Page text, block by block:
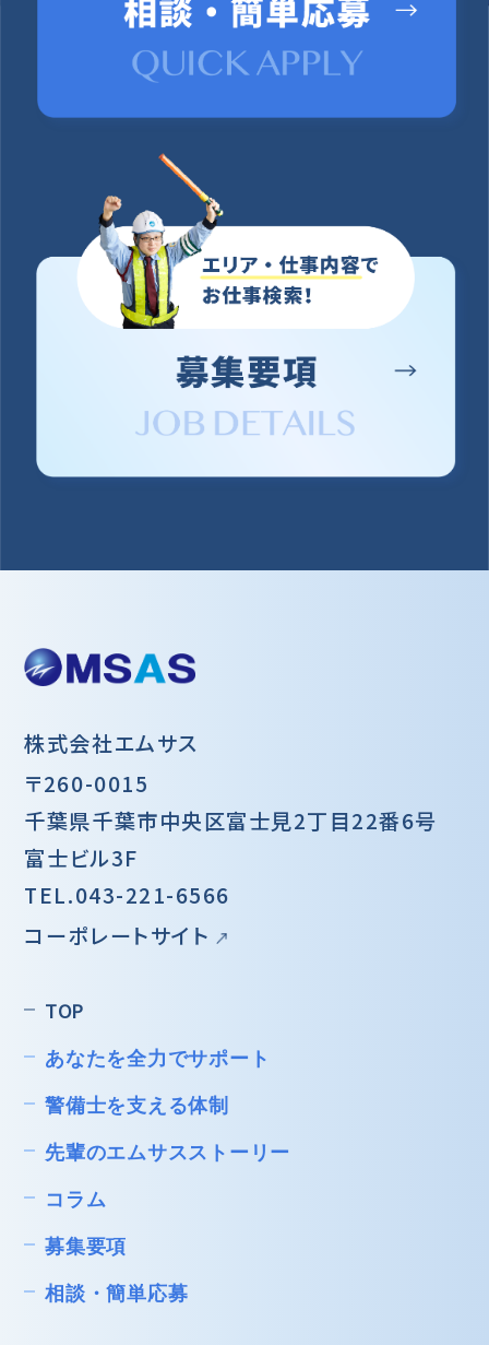
株式会社エムサス
〒260-0015
千葉県千葉市中央区富士見2丁目22番6号
富士ビル3F
TEL.043-221-6566
コーポレートサイト
TOP
あなたを全力でサポート
警備士を支える体制
先輩のエムサスストーリー
コラム
募集要項
相談・簡単応募